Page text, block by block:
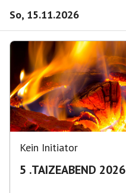
So, 15.11.2026
Kein Initiator
5 .TAIZEABEND 2026